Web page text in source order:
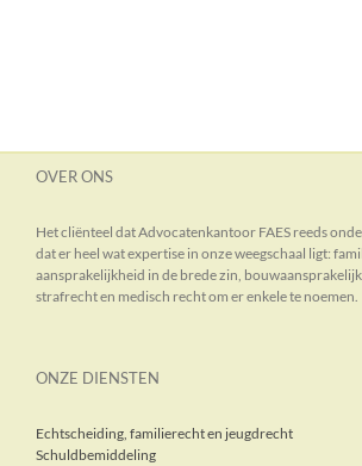
OVER ONS
Het cliënteel dat Advocatenkantoor FAES reeds
dat er heel wat expertise in onze weegschaal ligt:
aansprakelijkheid in de brede zin,
strafrecht en medisch recht om er enkele te noemen.
ONZE DIENSTEN
Echtscheiding, familierecht en jeugdrecht
Schuldbemiddeling